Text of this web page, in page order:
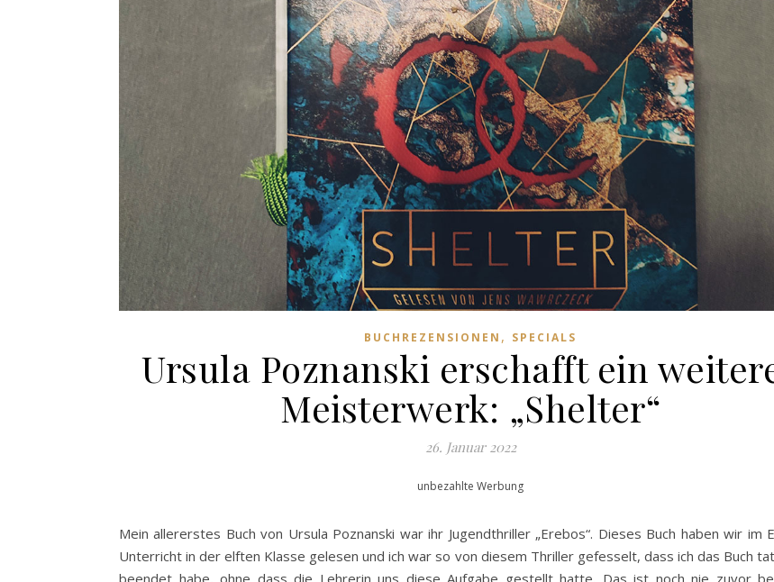
BUCHREZENSIONEN , SPECIALS
Ursula Poznanski erschafft ein
Meisterwerk: „Shelter“
26. Januar 2022
unbezahlte Werbung
Mein allererstes Buch von Ursula Poznanski war ihr Jugendthriller „Erebos“. Dieses Buch haben wir im
Unterricht in der elften Klasse gelesen und ich war so von diesem Thriller gefesselt, dass ich das Buch
beendet habe, ohne dass die Lehrerin uns diese Aufgabe gestellt hatte. Das ist noch nie zuvor